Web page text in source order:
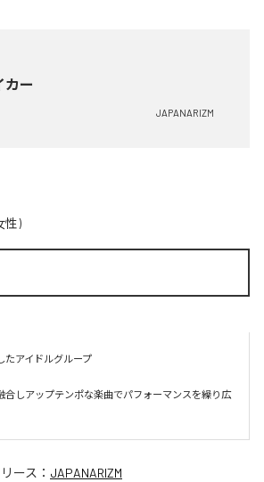
カー
JAPANARIZM
性)
たアイドルグループ
合しアップテンポな楽曲でパフォーマンスを繰り広
ース： JAPANARIZM